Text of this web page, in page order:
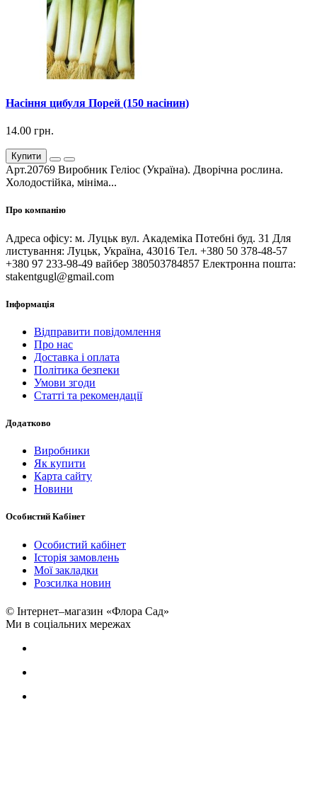
Насіння цибуля Порей (150 насінин)
14.00 грн.
Купити
Арт.20769 Виробник Геліос (Україна). Дворічна рослина.
Холодостійка, мініма...
Про компанію
Адреса офісу: м. Луцьк вул. Академіка Потебні буд. 31 Для
листування: Луцьк, Україна, 43016 Тел. +380 50 378-48-57
+380 97 233-98-49 вайбер 380503784857 Електронна пошта:
stakentgugl@gmail.com
Інформація
Відправити повідомлення
Про нас
Доставка і оплата
Політика безпеки
Умови згоди
Статті та рекомендації
Додатково
Виробники
Як купити
Карта сайту
Новини
Особистий Кабінет
Особистий кабінет
Історія замовлень
Мої закладки
Розсилка новин
© Інтернет–магазин «Флора Сад»
Ми в соціальних мережах